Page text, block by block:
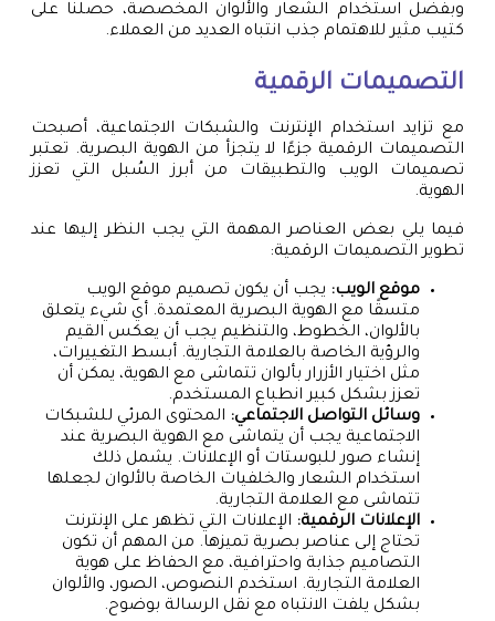
وبفضل استخدام الشعار والألوان المخصصة، حصلنا على
كتيب مثير للاهتمام جذب انتباه العديد من العملاء.
التصميمات الرقمية
مع تزايد استخدام الإنترنت والشبكات الاجتماعية، أصبحت
التصميمات الرقمية جزءًا لا يتجزأ من الهوية البصرية. تعتبر
تصميمات الويب والتطبيقات من أبرز السُبل التي تعزز
الهوية.
فيما يلي بعض العناصر المهمة التي يجب النظر إليها عند
تطوير التصميمات الرقمية:
موقع الويب: يجب أن يكون تصميم موقع الويب
متسقًا مع الهوية البصرية المعتمدة. أي شيء يتعلق
بالألوان، الخطوط، والتنظيم يجب أن يعكس القيم
والرؤية الخاصة بالعلامة التجارية. أبسط التغييرات،
مثل اختيار الأزرار بألوان تتماشى مع الهوية، يمكن أن
تعزز بشكل كبير انطباع المستخدم.
وسائل التواصل الاجتماعي: المحتوى المرئي للشبكات
الاجتماعية يجب أن يتماشى مع الهوية البصرية عند
إنشاء صور للبوستات أو الإعلانات. يشمل ذلك
استخدام الشعار والخلفيات الخاصة بالألوان لجعلها
تتماشى مع العلامة التجارية.
الإعلانات الرقمية: الإعلانات التي تظهر على الإنترنت
تحتاج إلى عناصر بصرية تميزها. من المهم أن تكون
التصاميم جذابة واحترافية، مع الحفاظ على هوية
العلامة التجارية. استخدم النصوص، الصور، والألوان
بشكل يلفت الانتباه مع نقل الرسالة بوضوح.